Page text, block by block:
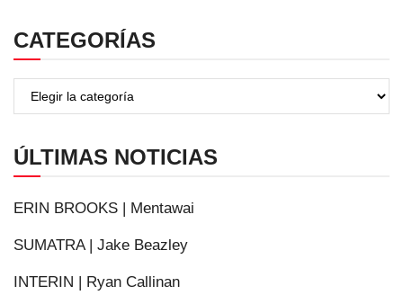
CATEGORÍAS
ÚLTIMAS NOTICIAS
ERIN BROOKS | Mentawai
SUMATRA | Jake Beazley
INTERIN | Ryan Callinan